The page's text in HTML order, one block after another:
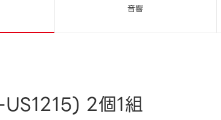
音響
US1215) 2個1組